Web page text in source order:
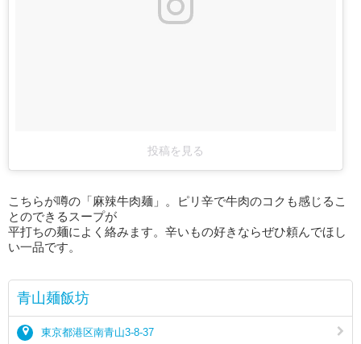
投稿を見る
こちらが噂の「麻辣牛肉麺」。ピリ辛で牛肉のコクも感じるこ
とのできるスープが
平打ちの麺によく絡みます。辛いもの好きならぜひ頼んでほし
い一品です。
青山麺飯坊
東京都港区南青山3-8-37